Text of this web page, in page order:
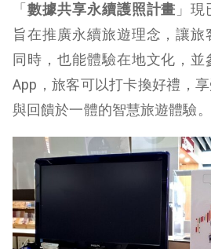
「 數據共享永續護照計畫 」
旨在推廣永續旅遊理念，讓
同時，也能體驗在地文化，
App，旅客可以打卡換好禮，
與回饋於一體的智慧旅遊體驗。